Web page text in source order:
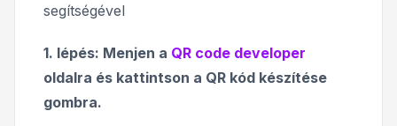
segítségével
1. lépés: Menjen a QR code developer
oldalra és kattintson a QR kód készítése
gombra.